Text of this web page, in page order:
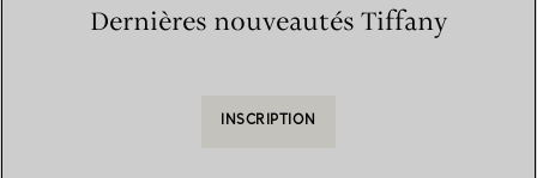
Dernières nouveautés Tiffany
INSCRIPTION